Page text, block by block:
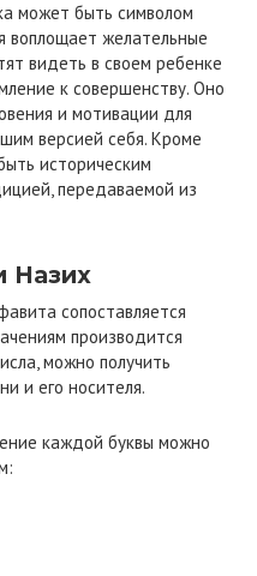
может быть символом
желательные
видеть в своем ребенке
к совершенству. Оно
и мотивации для
версией себя. Кроме
историческим
передаваемой из
Назих
сопоставляется
производится
можно получить
и его носителя.
каждой буквы можно